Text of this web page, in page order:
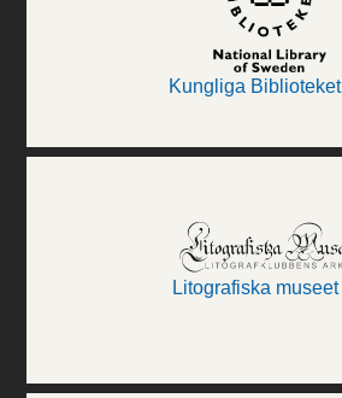
Kungliga Biblioteket
Litografiska museet